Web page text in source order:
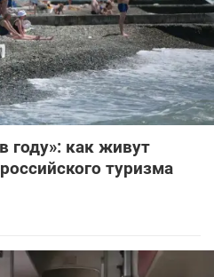
году»: как живут
туризма